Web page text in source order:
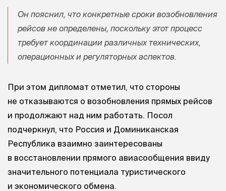
Он пояснил, что конкретные сроки возобновления
рейсов не определены, поскольку этот процесс
требует координации различных технических,
операционных и регуляторных аспектов.
При этом дипломат отметил, что стороны
не отказываются о возобновления прямых рейсов
и продолжают над ним работать. Посол
подчеркнул, что Россия и Доминиканская
Республика взаимно заинтересованы
в восстановлении прямого авиасообщения ввиду
значительного потенциала туристического
и экономического обмена.